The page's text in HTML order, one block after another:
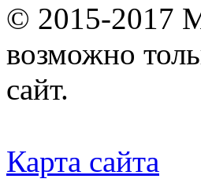
© 2015-2017
возможно
сайт.
Карта сайта